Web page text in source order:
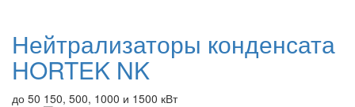
Нейтрализаторы конденсата
HORTEK NK
до 50 150, 500, 1000 и 1500 кВт